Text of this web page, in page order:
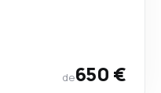
de650 €